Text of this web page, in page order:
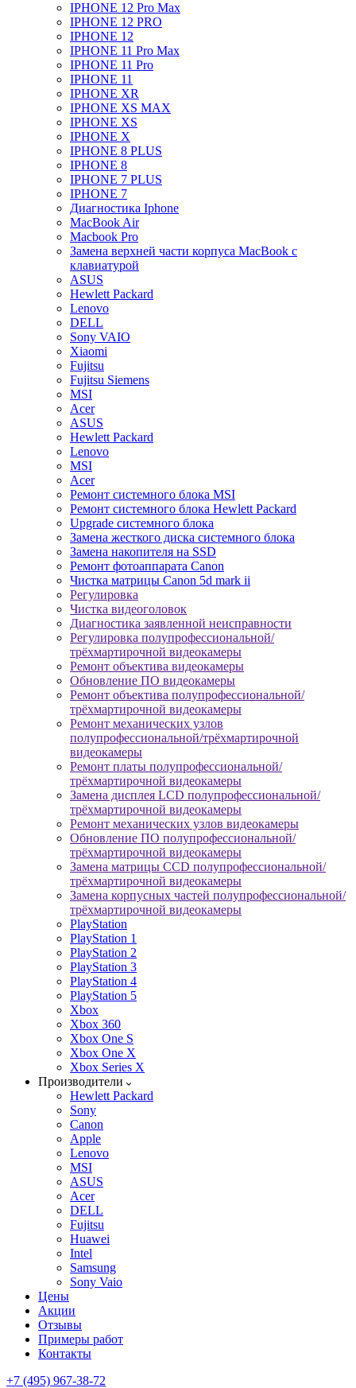
IPHONE 12 Pro Max
IPHONE 12 PRO
IPHONE 12
IPHONE 11 Pro Max
IPHONE 11 Pro
IPHONE 11
IPHONE XR
IPHONE XS MAX
IPHONE XS
IPHONE X
IPHONE 8 PLUS
IPHONE 8
IPHONE 7 PLUS
IPHONE 7
Диагностика Iphone
MacBook Air
Macbook Pro
Замена верхней части корпуса MacBook с
клавиатурой
ASUS
Hewlett Packard
Lenovo
DELL
Sony VAIO
Xiaomi
Fujitsu
Fujitsu Siemens
MSI
Acer
ASUS
Hewlett Packard
Lenovo
MSI
Acer
Ремонт системного блока MSI
Ремонт системного блока Hewlett Packard
Upgrade системного блока
Замена жесткого диска системного блока
Замена накопителя на SSD
Ремонт фотоаппарата Canon
Чистка матрицы Canon 5d mark ii
Регулировка
Чистка видеоголовок
Диагностика заявленной неисправности
Регулировка полупрофессиональной/
трёхмартирочной видеокамеры
Ремонт объектива видеокамеры
Обновление ПО видеокамеры
Ремонт объектива полупрофессиональной/
трёхмартирочной видеокамеры
Ремонт механических узлов
полупрофессиональной/трёхмартирочной
видеокамеры
Ремонт платы полупрофессиональной/
трёхмартирочной видеокамеры
Замена дисплея LCD полупрофессиональной/
трёхмартирочной видеокамеры
Ремонт механических узлов видеокамеры
Обновление ПО полупрофессиональной/
трёхмартирочной видеокамеры
Замена матрицы CCD полупрофессиональной/
трёхмартирочной видеокамеры
Замена корпусных частей полупрофессиональной/
трёхмартирочной видеокамеры
PlayStation
PlayStation 1
PlayStation 2
PlayStation 3
PlayStation 4
PlayStation 5
Xbox
Xbox 360
Xbox One S
Xbox One X
Xbox Series X
Производители
Hewlett Packard
Sony
Canon
Apple
Lenovo
MSI
ASUS
Acer
DELL
Fujitsu
Huawei
Intel
Samsung
Sony Vaio
Цены
Акции
Отзывы
Примеры работ
Контакты
+7 (495) 967-38-72